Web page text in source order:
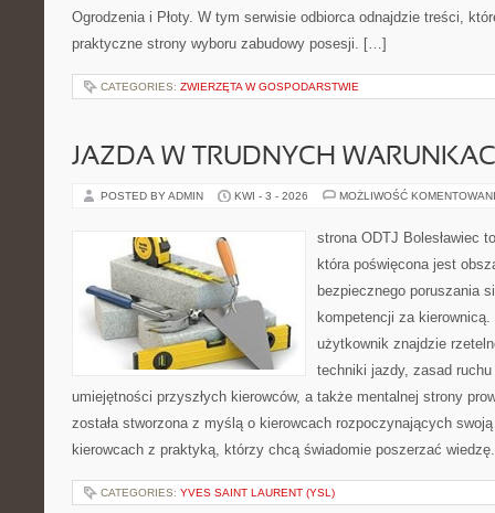
Ogrodzenia i Płoty. W tym serwisie odbiorca odnajdzie treści,
praktyczne strony wyboru zabudowy posesji. […]
CATEGORIES: ZWIERZĘTA W GOSPODARSTWIE
JAZDA W TRUDNYCH
POSTED BY ADMIN KWI - 3 - 2026 MOŻLIWOŚĆ
strona ODTJ Bolesławiec
która poświęcona jest
bezpiecznego poruszania
kompetencji za
użytkownik znajdzie
techniki jazdy, zasad
umiejętności przyszłych kierowców, a także mentalnej strony
została stworzona z myślą o kierowcach rozpoczynających
kierowcach z praktyką, którzy chcą świadomie poszerzać
CATEGORIES: YVES SAINT LAURENT (YSL)